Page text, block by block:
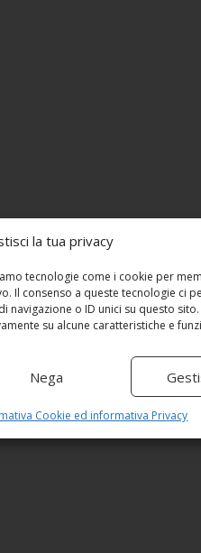
la tua privacy
tecnologie come i cookie per
Il consenso a queste tecnologie ci
o ID unici su questo
su alcune caratteristiche e
Nega
Cookie ed informativa Privacy